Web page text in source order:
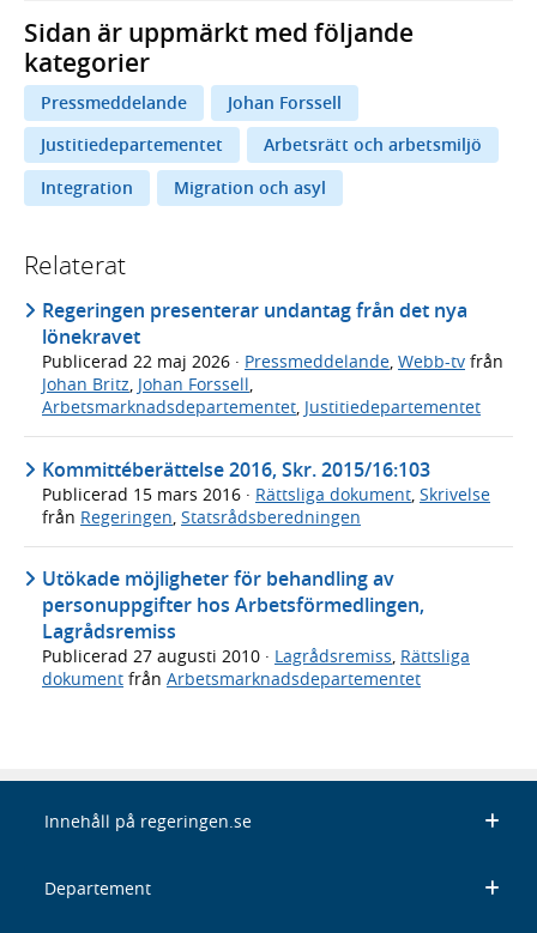
Sidan är uppmärkt med följande
kategorier
Pressmeddelande
Johan Forssell
Justitiedepartementet
Arbetsrätt och arbetsmiljö
Integration
Migration och asyl
Relaterat
Regeringen presenterar undantag från det nya
lönekravet
Publicerad 22 maj 2026 · Pressmeddelande, Webb-tv från
Johan Britz, Johan Forssell,
Arbetsmarknadsdepartementet, Justitiedepartementet
Kommittéberättelse 2016, Skr. 2015/16:103
Publicerad 15 mars 2016 · Rättsliga dokument Skrivelse
från Regeringen Statsrådsberedningen
Utökade möjligheter för behandling av
personuppgifter hos Arbetsförmedlingen,
Lagrådsremiss
Publicerad 27 augusti 2010 · Lagrådsremiss, Rättsliga
dokument från Arbetsmarknadsdepartementet
Innehåll på regeringen.se
Departement